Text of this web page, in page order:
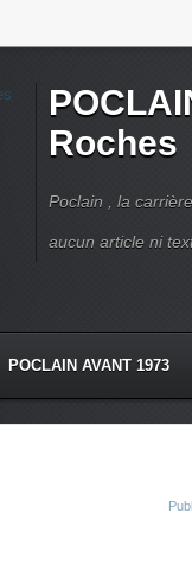
Roches
Poclain , la
aucun article ni
POCLAIN AVANT 1973